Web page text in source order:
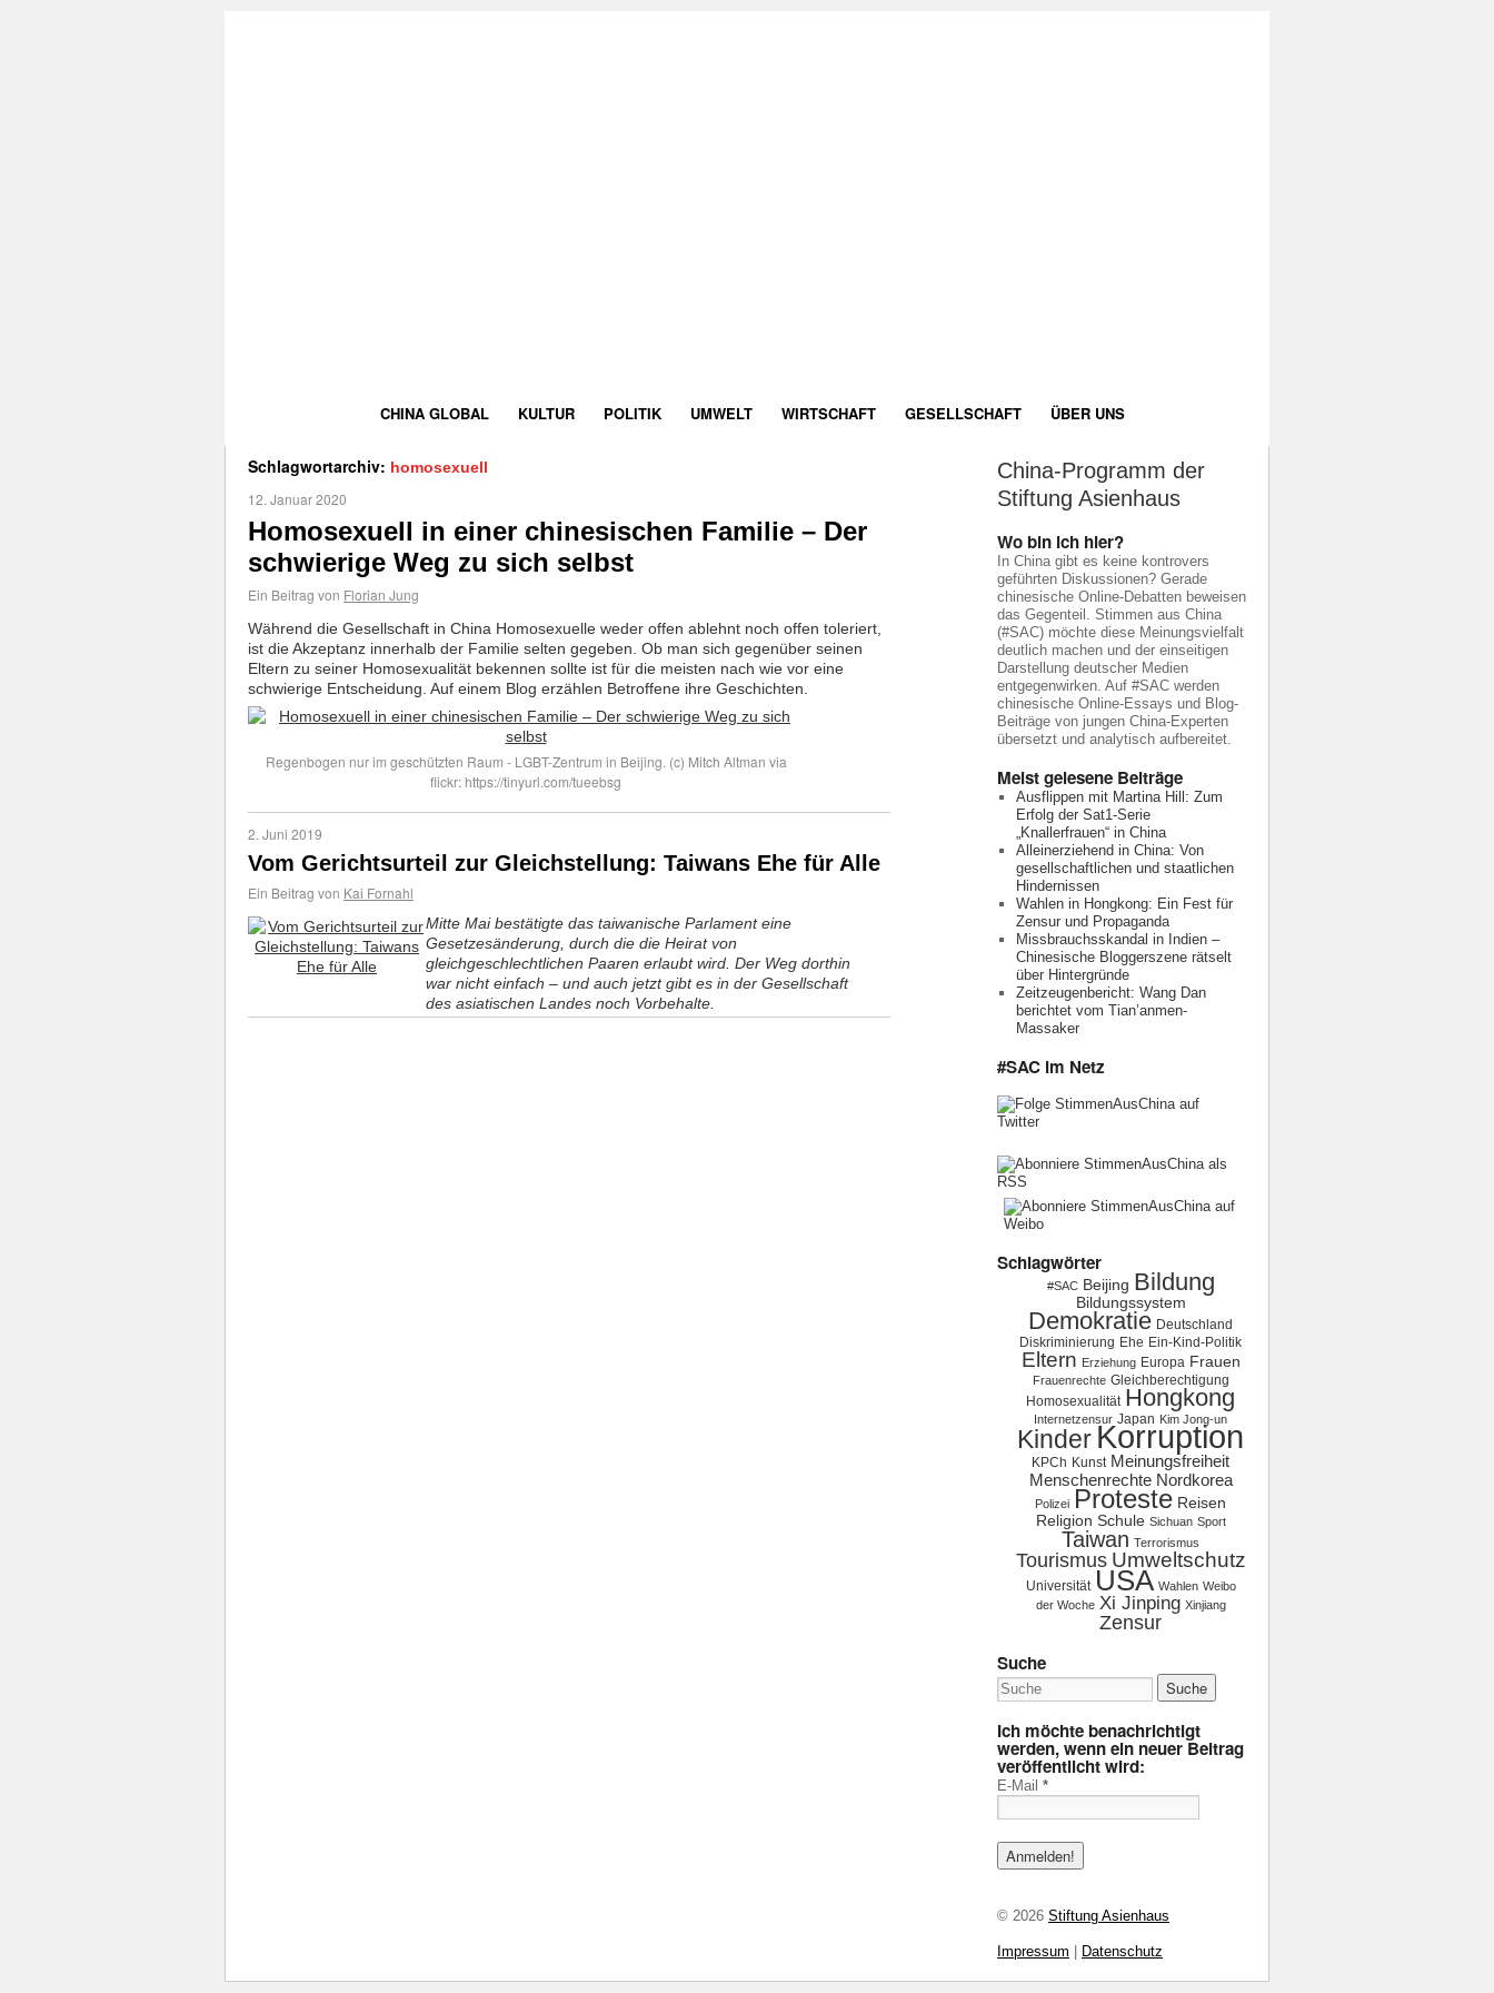
CHINA GLOBAL KULTUR POLITIK UMWELT WIRTSCHAFT GESELLSCHAFT ÜBER UNS
Schlagwortarchiv: homosexuell
12. Januar 2020
Homosexuell in einer chinesischen Familie – Der
schwierige Weg zu sich selbst
Ein Beitrag von Florian Jung
Während die Gesellschaft in China Homosexuelle weder offen ablehnt noch offen toleriert,
ist die Akzeptanz innerhalb der Familie selten gegeben. Ob man sich gegenüber seinen
Eltern zu seiner Homosexualität bekennen sollte ist für die meisten nach wie vor eine
schwierige Entscheidung. Auf einem Blog erzählen Betroffene ihre Geschichten.
Regenbogen nur im geschützten Raum - LGBT-Zentrum in Beijing. (c) Mitch Altman via
flickr: https://tinyurl.com/tueebsg
2. Juni 2019
Vom Gerichtsurteil zur Gleichstellung: Taiwans Ehe für Alle
Ein Beitrag von Kai Fornahl
Mitte Mai bestätigte das taiwanische Parlament eine
Gesetzesänderung, durch die die Heirat von
gleichgeschlechtlichen Paaren erlaubt wird. Der Weg dorthin
war nicht einfach – und auch jetzt gibt es in der Gesellschaft
des asiatischen Landes noch Vorbehalte.
China-Programm der
Stiftung Asienhaus
Wo bin ich hier?
In China gibt es keine kontrovers
geführten Diskussionen? Gerade
chinesische Online-Debatten beweisen
das Gegenteil. Stimmen aus China
(#SAC) möchte diese Meinungsvielfalt
deutlich machen und der einseitigen
Darstellung deutscher Medien
entgegenwirken. Auf #SAC werden
chinesische Online-Essays und Blog-
Beiträge von jungen China-Experten
übersetzt und analytisch aufbereitet.
Meist gelesene Beiträge
Ausflippen mit Martina Hill: Zum
Erfolg der Sat1-Serie
„Knallerfrauen“ in China
Alleinerziehend in China: Von
gesellschaftlichen und staatlichen
Hindernissen
Wahlen in Hongkong: Ein Fest für
Zensur und Propaganda
Missbrauchsskandal in Indien –
Chinesische Bloggerszene rätselt
über Hintergründe
Zeitzeugenbericht: Wang Dan
berichtet vom Tian’anmen-
Massaker
#SAC im Netz
Schlagwörter
#SAC Beijing Bildung
Bildungssystem
Demokratie Deutschland
Diskriminierung Ehe Ein-Kind-Politik
Eltern Erziehung Europa Frauen
Frauenrechte Gleichberechtigung
Homosexualität Hongkong
Internetzensur Japan Kim Jong-un
KinderKorruption
KPCh Kunst Meinungsfreiheit
Menschenrechte Nordkorea
Polizei Proteste Reisen
Religion Schule Sichuan Sport
Taiwan Terrorismus
Tourismus Umweltschutz
Universität USA Wahlen Weibo
der Woche Xi Jinping Xinjiang
Zensur
Suche
Ich möchte benachrichtigt
werden, wenn ein neuer Beitrag
veröffentlicht wird:
E-Mail *
© 2026 Stiftung Asienhaus
Impressum Datenschutz